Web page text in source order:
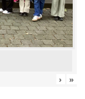
› »